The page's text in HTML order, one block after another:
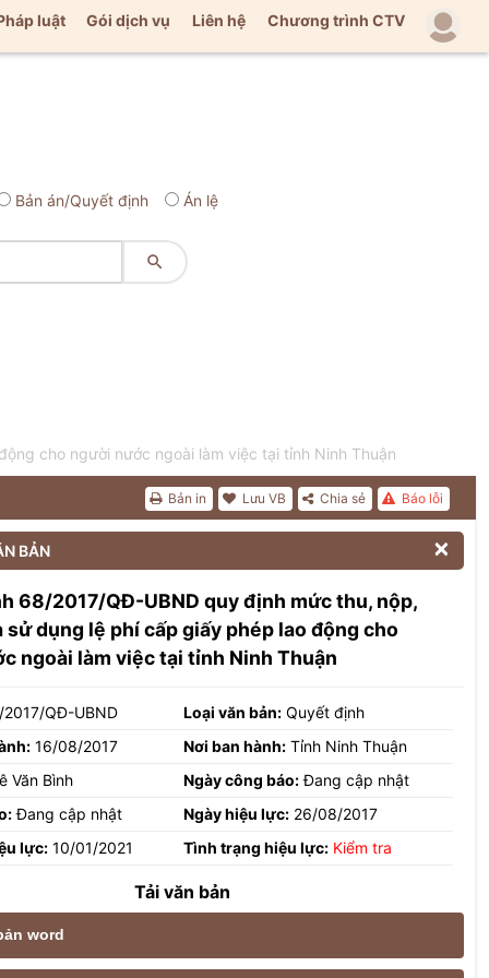
luật Gói dịch vụ Liên hệ Chương trình CTV
Bản án/Quyết định Án lệ

cho người nước ngoài làm việc tại tỉnh Ninh Thuận
Báo lỗi
Chia sẻ
Lưu VB
Bản in
BẢN 
68/2017/QĐ-UBND quy định mức thu, nộp,
sử dụng lệ phí cấp giấy phép lao động cho
ngoài làm việc tại tỉnh Ninh Thuận
QĐ-UBND Loại văn bản: Quyết định
16/08/2017 Nơi ban hành: Tỉnh Ninh Thuận
Văn Bình Ngày công báo:Đang cập nhật
Đang cập nhật Ngày hiệu lực: 26/08/2017
lực: 10/01/2021 Tình trạng hiệu lực: Kiểm tra
Tải văn bản
word